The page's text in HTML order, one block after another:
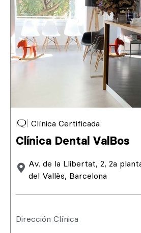
Clínica Certificada
Clínica Dental ValBos
Av. de la Llibertat, 2, 2a
del Vallès, Barcelona
Dirección Clínica